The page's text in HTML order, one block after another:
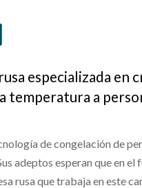
especializada en
temperatura a
de congelación de
adeptos esperan que en
rusa que trabaja en este